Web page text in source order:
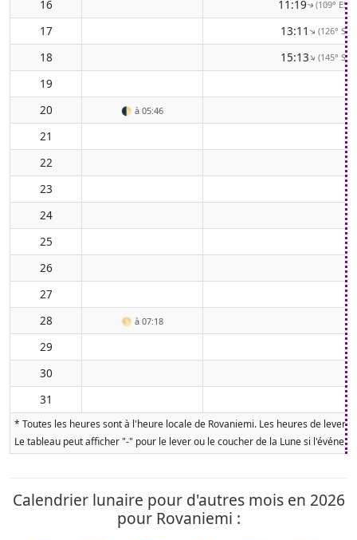
16 11:19↑(109° ESE)
17 13:11↑(126° SE)
18 15:13↑(145° SE)
19
20
🌓 à 05:46
21
22
23
24
25
26
27
28
🌕 à 07:18
29
30
31
* Toutes les heures sont à l'heure locale de Rovaniemi. Les heures de
Le tableau peut afficher "-" pour le lever ou le coucher de la Lune si
Calendrier lunaire pour d'autres mois en 2026
pour Rovaniemi :